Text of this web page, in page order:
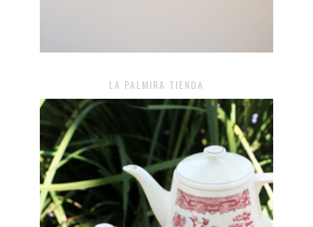
LA PALMIRA TIENDA